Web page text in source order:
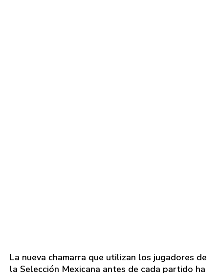
La nueva chamarra que utilizan los jugadores de
la Selección Mexicana antes de cada partido ha